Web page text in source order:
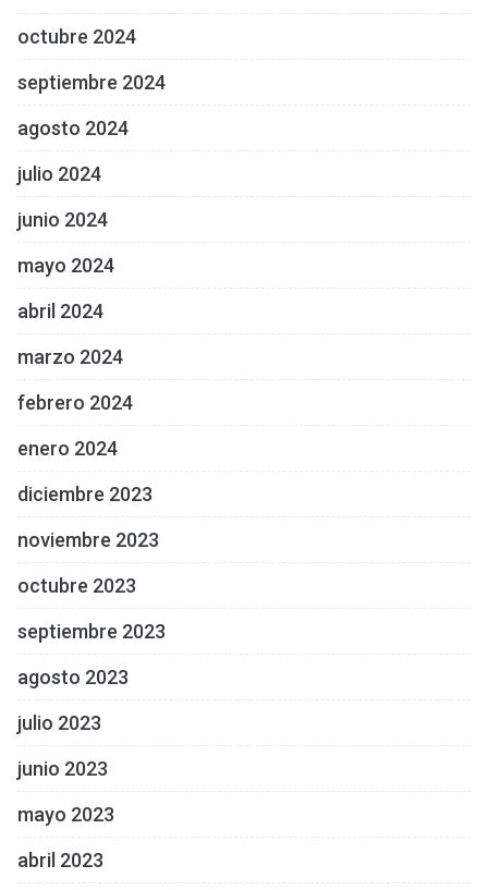
octubre 2024
septiembre 2024
agosto 2024
julio 2024
junio 2024
mayo 2024
abril 2024
marzo 2024
febrero 2024
enero 2024
diciembre 2023
noviembre 2023
octubre 2023
septiembre 2023
agosto 2023
julio 2023
junio 2023
mayo 2023
abril 2023